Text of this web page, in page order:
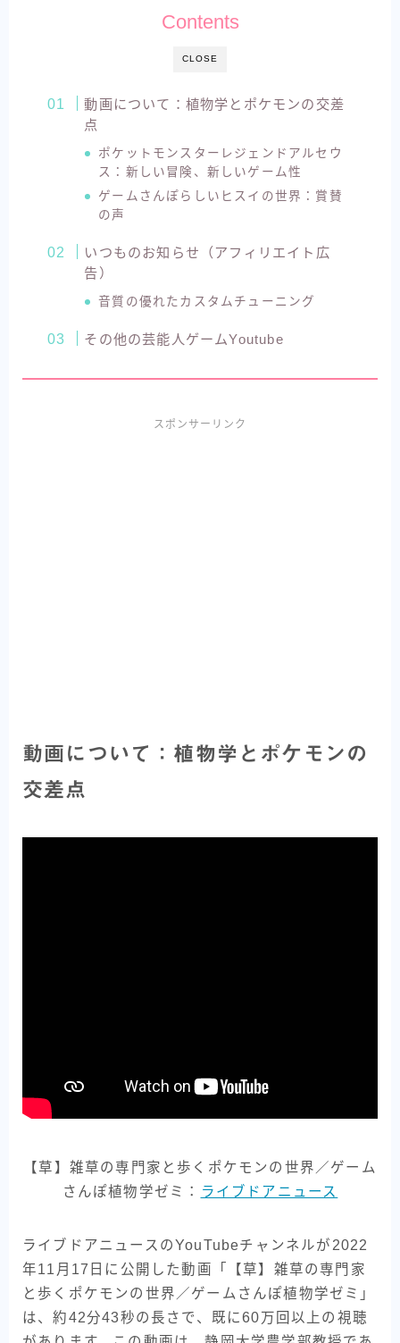
CLOSE
Contents
動画について：植物学とポケモンの交差
点
ポケットモンスターレジェンドアルセウ
ス：新しい冒険、新しいゲーム性
ゲームさんぽらしいヒスイの世界：賞賛
の声
いつものお知らせ（アフィリエイト広
告）
音質の優れたカスタムチューニング
その他の芸能人ゲームYoutube
スポンサーリンク
動画について：植物学とポケモンの
交差点
【草】雑草の専門家と歩くポケモンの世界／ゲーム
さんぽ植物学ゼミ：
ライブドアニュース
ライブドアニュースのYouTubeチャンネルが2022
年11月17日に公開した動画「【草】雑草の専門家
と歩くポケモンの世界／ゲームさんぽ植物学ゼミ」
は、約42分43秒の長さで、既に60万回以上の視聴